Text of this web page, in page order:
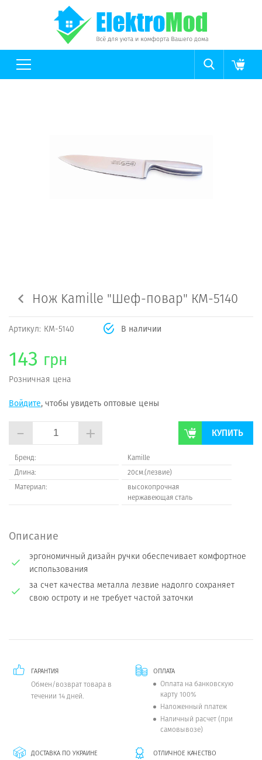
Нож Kamille "Шеф-повар" КМ-5140
Артикул: КМ-5140 В наличии
143 грн
Розничная цена
Войдите, чтобы увидеть оптовые цены
- + КУПИТЬ
Бренд:
Kamillе
Длина:
20см.(лезвие)
Материал:
высокопрочная
нержавеющая сталь
Описание
эргономичный дизайн ручки обеспечивает комфортное
использования
за счет качества металла лезвие надолго сохраняет
свою остроту и не требует частой заточки
ГАРАНТИЯ
Обмен/возврат товара в
течении 14 дней.
ОПЛАТА
Оплата на банковскую
карту 100%
Наложенный платеж
Наличный расчет (при
самовывозе)
ДОСТАВКА ПО УКРАИНЕ ОТЛИЧНОЕ КАЧЕСТВО